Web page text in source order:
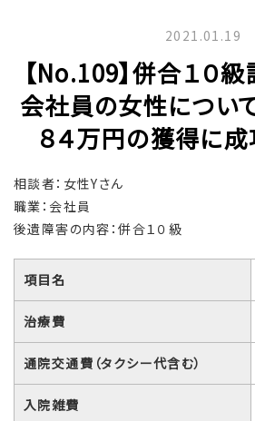
2021.01.19
【No.109】併合１０
会社員の女性につい
８４万円の獲得に
相談者：女性Yさん
職業：会社員
後遺障害の内容：併合１０級
項目名
治療費
通院交通費（タクシー代含む）
入院雑費